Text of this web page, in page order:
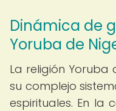
Dinámica de
Yoruba de
La religión
su complejo
espirituales. En la